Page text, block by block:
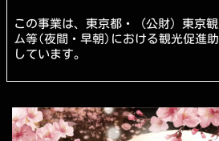
この事業は、東京都・（公財）東京
ム等(夜間・早朝)における観光促進
しています。